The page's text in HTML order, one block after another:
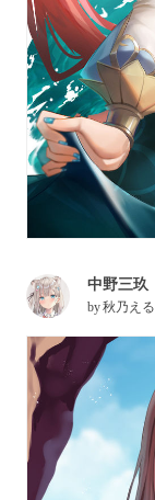
中野三玖
by秋乃える